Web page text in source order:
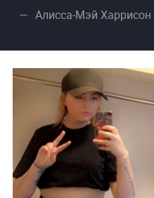
Алисса-Мэй Харрисон